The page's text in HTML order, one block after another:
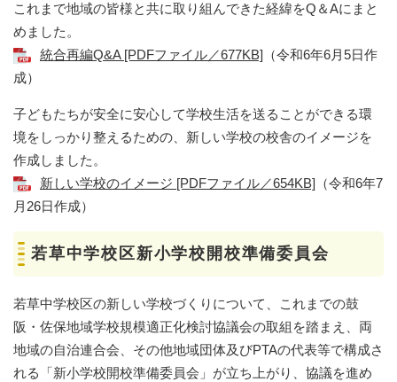
これまで地域の皆様と共に取り組んできた経緯をQ＆Aにまと
めました。
統合再編Q&A [PDFファイル／677KB] （令和6年6月5日作
成）
子どもたちが安全に安心して学校生活を送ることができる環
境をしっかり整えるための、新しい学校の校舎のイメージを
作成しました。
新しい学校のイメージ [PDFファイル／654KB] （令和6年7
月26日作成）
若草中学校区新小学校開校準備委員会
若草中学校区の新しい学校づくりについて、これまでの鼓
阪・佐保地域学校規模適正化検討協議会の取組を踏まえ、両
地域の自治連合会、その他地域団体及びPTAの代表等で構成さ
れる「新小学校開校準備委員会」が立ち上がり、協議を進め